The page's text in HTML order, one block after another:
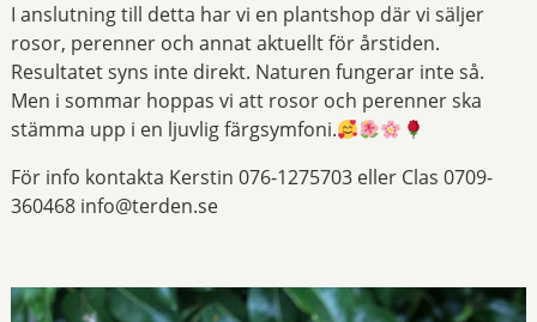
I anslutning till detta har vi en plantshop där vi säljer
rosor, perenner och annat aktuellt för årstiden.
Resultatet syns inte direkt. Naturen fungerar inte så.
Men i sommar hoppas vi att rosor och perenner ska
stämma upp i en ljuvlig färgsymfoni.
För info kontakta Kerstin 076-1275703 eller Clas 0709-
360468 info@terden.se